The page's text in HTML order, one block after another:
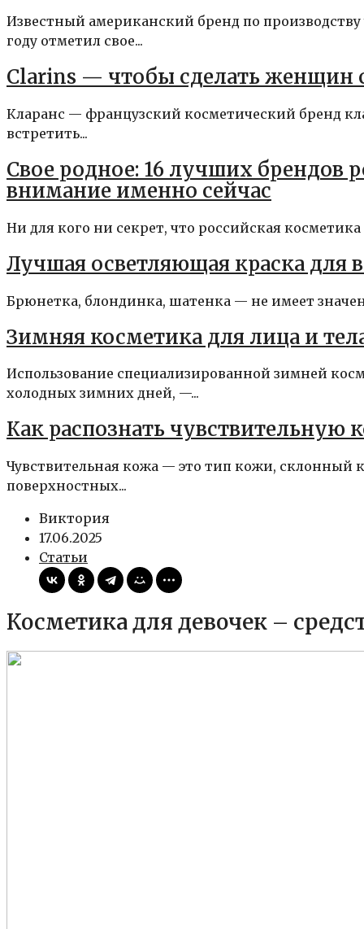
Известный американский бренд по
году отметил свое...
Clarins — чтобы сделать женщин
Кларанс — французский косметический бренд
встретить...
Свое родное: 16 лучших брендов
внимание именно сейчас
Ни для кого ни секрет, что российская
Лучшая осветляющая краска для
Брюнетка, блондинка, шатенка — не имеет
Зимняя косметика для лица и
Использование специализированной зимней
холодных зимних дней, —...
Как распознать чувствительную
Чувствительная кожа — это тип кожи, склонный
поверхностных...
Виктория
17.06.2025
Статьи
Косметика для девочек –